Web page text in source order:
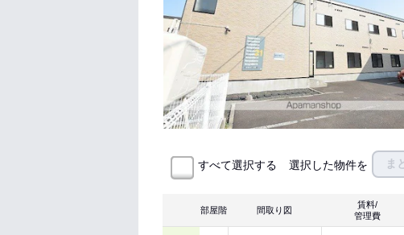
すべて選択する 選択した物件を ま
部屋階 間取り図
賃料/
管理費